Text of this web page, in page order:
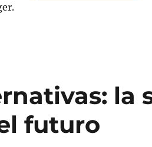
la
futuro